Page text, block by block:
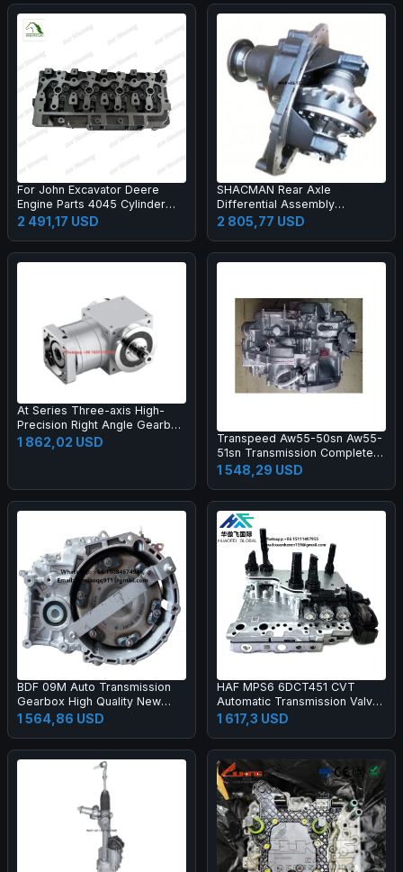
For John Excavator Deere
Engine Parts 4045 Cylinder
Head
2 491,17 USD
SHACMAN Rear Axle
Differential Assembly
81.35100.6428
2 805,77 USD
At Series Three-axis High-
Precision Right Angle Gearbox
with Spiral Bevel Gear for
Machinery Farm Industry
1 862,02 USD
Transpeed Aw55-50sn Aw55-
51sn Transmission Complete
Gearbox
1 548,29 USD
BDF 09M Auto Transmission
Gearbox High Quality New
Gear Boxes Transmission
Systems for VW
1 564,86 USD
HAF MPS6 6DCT451 CVT
Automatic Transmission Valve
Body Control Module Unit
Mechatronics 6DCT451 TCU
1 617,3 USD